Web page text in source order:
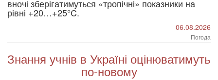
вночі зберігатимуться «тропічні» показники на
рівні +20…+25°C.
06.08.2026
Погода
Знання учнів в Україні оцінюватимуть
по-новому